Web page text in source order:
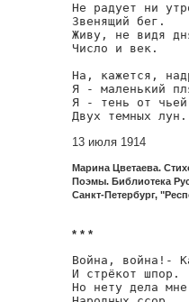
Не радует ни
Звенящий бег.
Живу, не видя
Число и век.
На, кажется,
Я - маленький
Я - тень от
Двух темных лун.
13 июля 1914
Марина Цветаева.
Поэмы. Библиотека
Санкт-Петербург,
* * *
Война, война!-
И стрёкот шпор.
Но нету дела